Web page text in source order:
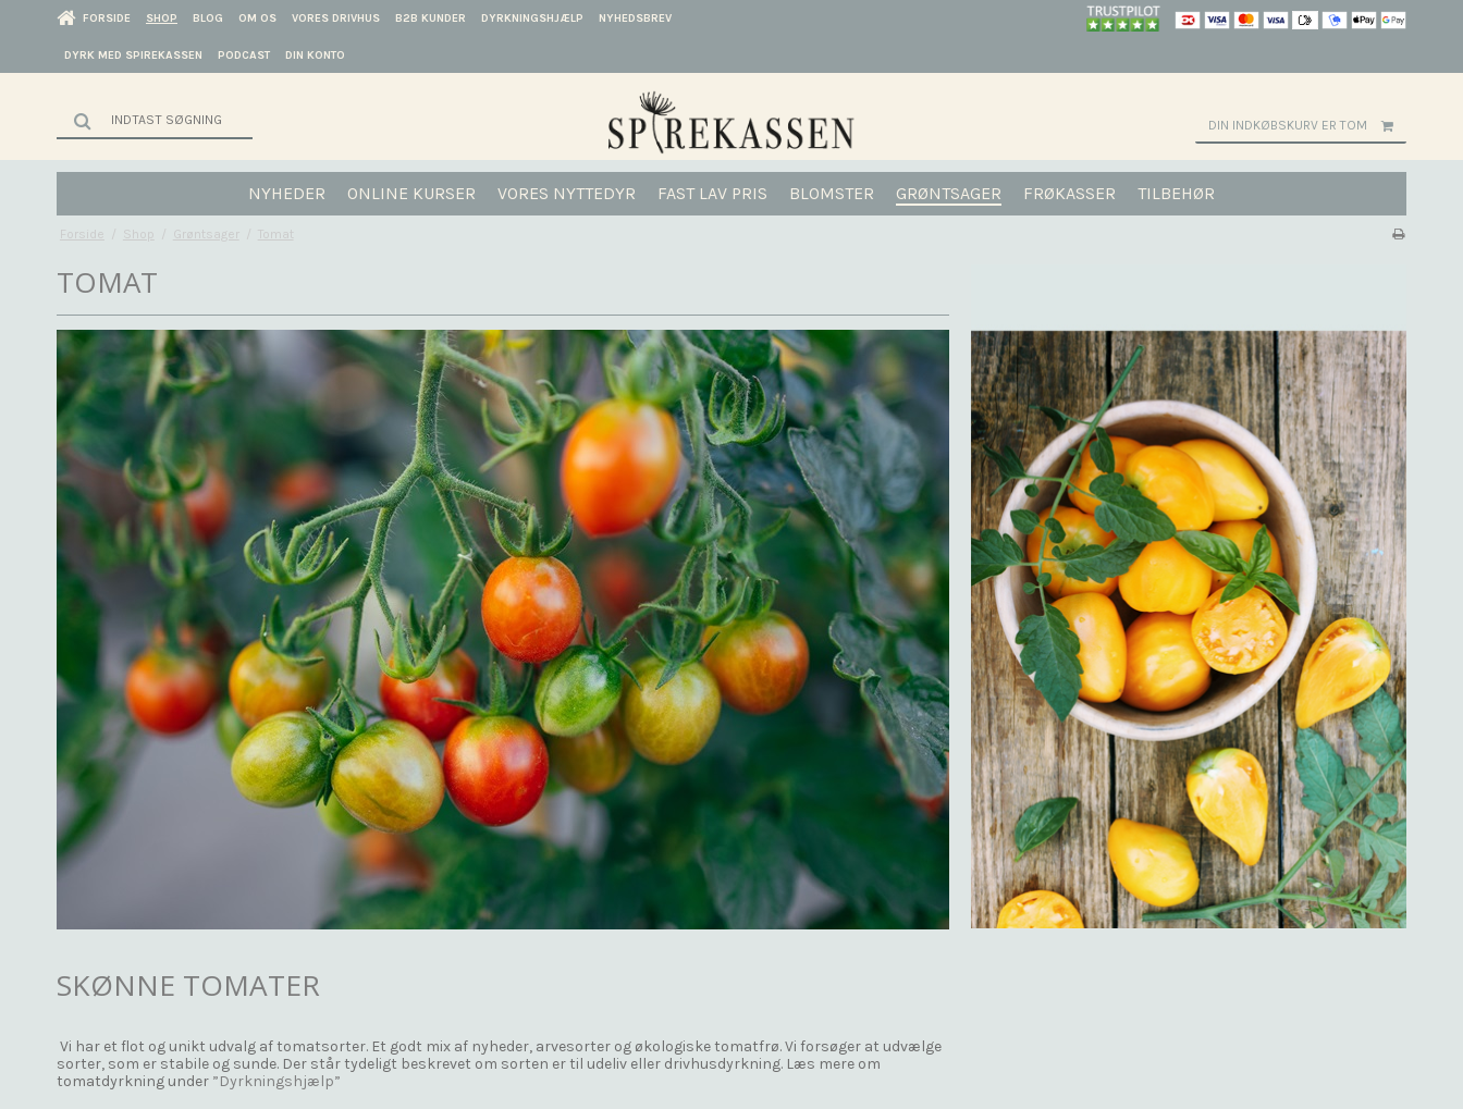
FORSIDE SHOP BLOG OM OS VORES DRIVHUS B2B KUNDER DYRKNINGSHJÆLP NYHEDSBREV
DYRK MED SPIREKASSEN PODCAST DIN KONTO
DIN INDKØBSKURV ER TOM
NYHEDER ONLINE KURSER VORES NYTTEDYR FAST LAV PRIS BLOMSTER GRØNTSAGER FRØKASSER TILBEHØR
Forside Shop Grøntsager Tomat
TOMAT
SKØNNE TOMATER
Vi har et flot og unikt udvalg af tomatsorter. Et godt mix af nyheder, arvesorter og økologiske tomatfrø. Vi forsøger at udvælge
sorter, som er stabile og sunde. Der står tydeligt beskrevet om sorten er til udeliv eller drivhusdyrkning. Læs mere om
tomatdyrkning under ”Dyrkningshjælp”